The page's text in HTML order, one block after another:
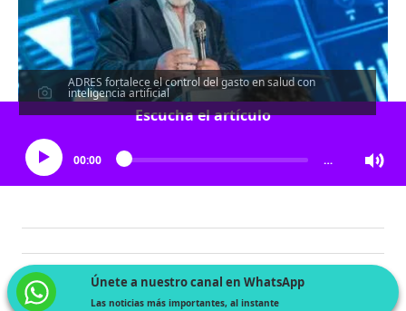
ADRES fortalece el control del gasto en salud con
inteligencia artificial
Escucha el artículo
00:00 …
Únete a nuestro canal en WhatsApp
Las noticias más importantes, al instante